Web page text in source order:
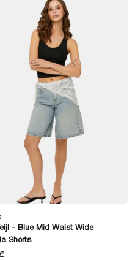
- Blue Mid Waist Wide
Shorts